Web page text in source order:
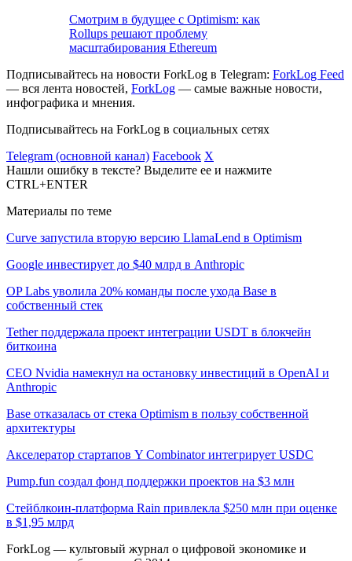
Смотрим в будущее с Optimism: как
Rollups решают проблему
масштабирования Ethereum
Подписывайтесь на новости ForkLog в Telegram: ForkLog Feed
— вся лента новостей, ForkLog — самые важные новости,
инфографика и мнения.
Подписывайтесь на ForkLog в социальных сетях
Telegram (основной канал) Facebook X
Нашли ошибку в тексте? Выделите ее и нажмите
CTRL+ENTER
Материалы по теме
Curve запустила вторую версию LlamaLend в Optimism
Google инвестирует до $40 млрд в Anthropic
OP Labs уволила 20% команды после ухода Base в
собственный стек
Tether поддержала проект интеграции USDT в блокчейн
биткоина
CEO Nvidia намекнул на остановку инвестиций в OpenAI и
Anthropic
Base отказалась от стека Optimism в пользу собственной
архитектуры
Акселератор стартапов Y Combinator интегрирует USDC
Pump.fun создал фонд поддержки проектов на $3 млн
Стейблкоин-платформа Rain привлекла $250 млн при оценке
в $1,95 млрд
ForkLog — культовый журнал о цифровой экономике и